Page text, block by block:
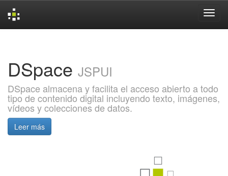
DSpace JSPUI
DSpace almacena y facilita el acceso abierto a todo
tipo de contenido digital incluyendo texto, imágenes,
vídeos y colecciones de datos.
Leer más